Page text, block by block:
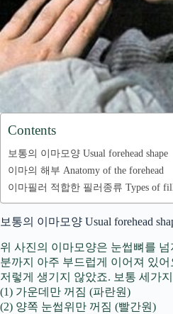
Contents
보통의 이마모양 Usual forehead shape
이마의 해부 Anatomy of the forehead
이마필러 적합한 필러종류 Types of
보통의 이마모양 Usual forehead
위 사진의 이마모양은 눈썹뼈를
분까지 아주 부드럽게 이어져 있
저렇게 생기지 않았죠. 보통 세가
(1) 가운데만 꺼짐 (파란원)
(2) 양쪽 눈썹위만 꺼짐 (빨간원)